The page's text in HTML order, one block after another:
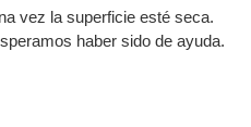
vez la superficie esté seca.
haber sido de ayuda.